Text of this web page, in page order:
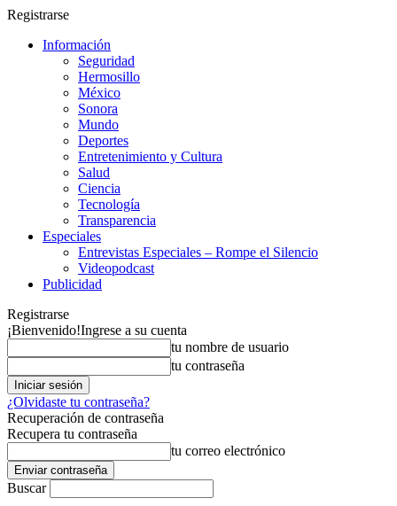
Registrarse
Información
Seguridad
Hermosillo
México
Sonora
Mundo
Deportes
Entretenimiento y Cultura
Salud
Ciencia
Tecnología
Transparencia
Especiales
Entrevistas Especiales – Rompe el Silencio
Videopodcast
Publicidad
Registrarse
¡Bienvenido!Ingrese a su cuenta
tu nombre de usuario
tu contraseña
¿Olvidaste tu contraseña?
Recuperación de contraseña
Recupera tu contraseña
tu correo electrónico
Buscar